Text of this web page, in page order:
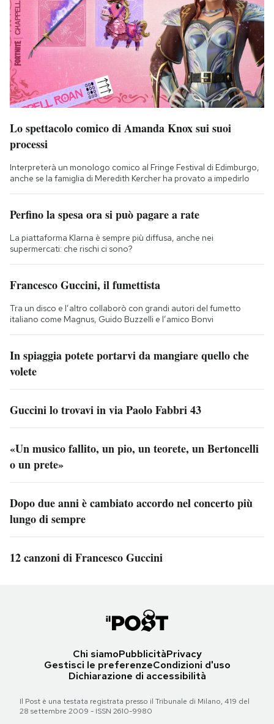
Lo spettacolo comico di Amanda Knox sui suoi
processi
Interpreterà un monologo comico al Fringe Festival di Edimburgo,
anche se la famiglia di Meredith Kercher ha provato a impedirlo
Perfino la spesa ora si può pagare a rate
La piattaforma Klarna è sempre più diffusa, anche nei
supermercati: che rischi ci sono?
Francesco Guccini, il fumettista
Tra un disco e l’altro collaborò con grandi autori del fumetto
italiano come Magnus, Guido Buzzelli e l’amico Bonvi
In spiaggia potete portarvi da mangiare quello che
volete
Guccini lo trovavi in via Paolo Fabbri 43
«Un musico fallito, un pio, un teorete, un Bertoncelli
o un prete»
Dopo due anni è cambiato accordo nel concerto più
lungo di sempre
12 canzoni di Francesco Guccini
Chi siamoPubblicitàPrivacy
Gestisci le preferenzeCondizioni d'uso
Dichiarazione di accessibilità
Il Post è una testata registrata presso il Tribunale di Milano, 419 del
28 settembre 2009 - ISSN 2610-9980